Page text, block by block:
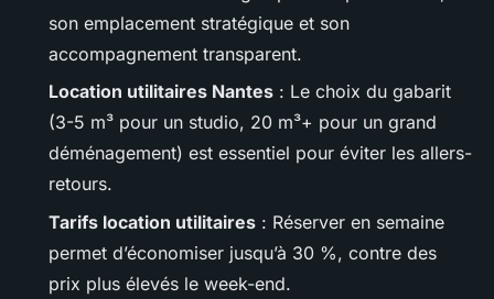
10/03/2026 20:15 11 min de lecture
son emplacement stratégique et son
accompagnement transparent.
Location utilitaires Nantes : Le choix du gabarit
(3-5 m³ pour un studio, 20 m³+ pour un grand
déménagement) est essentiel pour éviter les allers-
retours.
Tarifs location utilitaires : Réserver en semaine
permet d’économiser jusqu’à 30 %, contre des
prix plus élevés le week-end.